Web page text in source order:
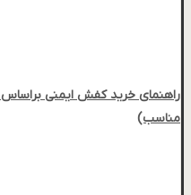
راهنمای خرید کفش ایمنی
مناسب)